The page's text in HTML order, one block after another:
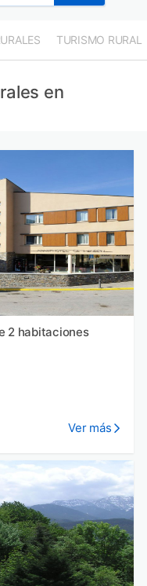
TURISMO RURAL
en
2 habitaciones
Ver más